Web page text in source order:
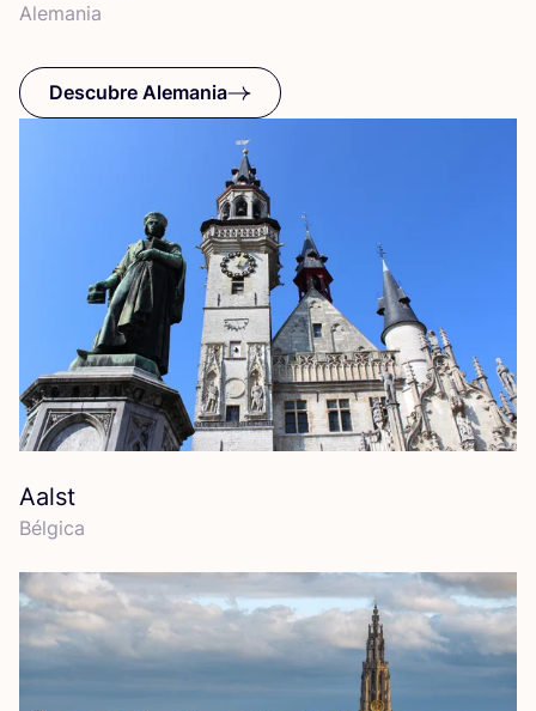
Ale­ma­nia
Descubre Alemania
Aalst
Bél­gi­ca